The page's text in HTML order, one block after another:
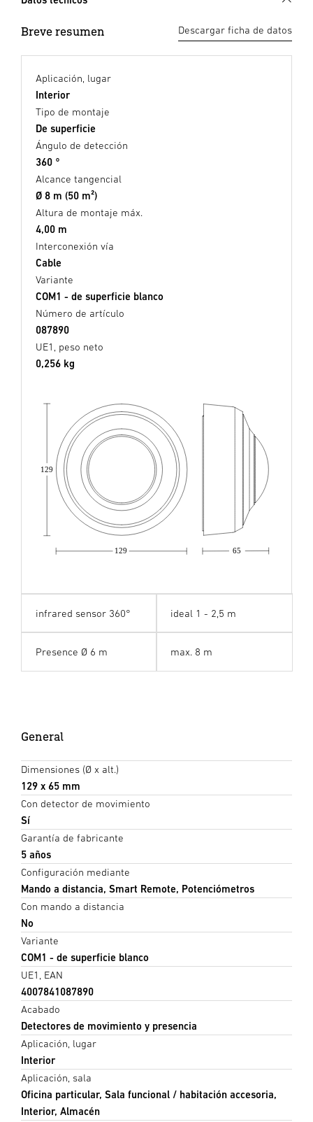
Breve resumen Descargar ficha de datos
Aplicación, lugar
Interior
Tipo de montaje
De superficie
Ángulo de detección
360 °
Alcance tangencial
Ø 8 m (50 m²)
Altura de montaje máx.
4,00 m
Interconexión vía
Cable
Variante
COM1 - de superficie blanco
Número de artículo
087890
UE1, peso neto
0,256 kg
65
129
129
infrared sensor 360° ideal 1 - 2,5 m
Presence Ø 6 m max. 8 m
General
Dimensiones (Ø x alt.)
129 x 65 mm
Con detector de movimiento
Sí
Garantía de fabricante
5 años
Configuración mediante
Mando a distancia, Smart Remote, Potenciómetros
Con mando a distancia
No
Variante
COM1 - de superficie blanco
UE1, EAN
4007841087890
Acabado
Detectores de movimiento y presencia
Aplicación, lugar
Interior
Aplicación, sala
Oficina particular, Sala funcional / habitación accesoria,
Interior, Almacén